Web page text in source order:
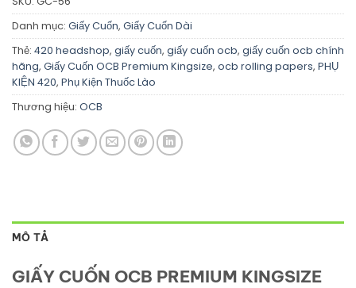
Danh mục: Giấy Cuốn, Giấy Cuốn Dài
Thẻ: 420 headshop, giấy cuốn, giấy cuốn ocb, giấy cuốn ocb chính
hãng, Giấy Cuốn OCB Premium Kingsize, ocb rolling papers, PHỤ
KIỆN 420, Phụ Kiện Thuốc Lào
Thương hiệu: OCB
MÔ TẢ
GIẤY CUỐN OCB PREMIUM KINGSIZE